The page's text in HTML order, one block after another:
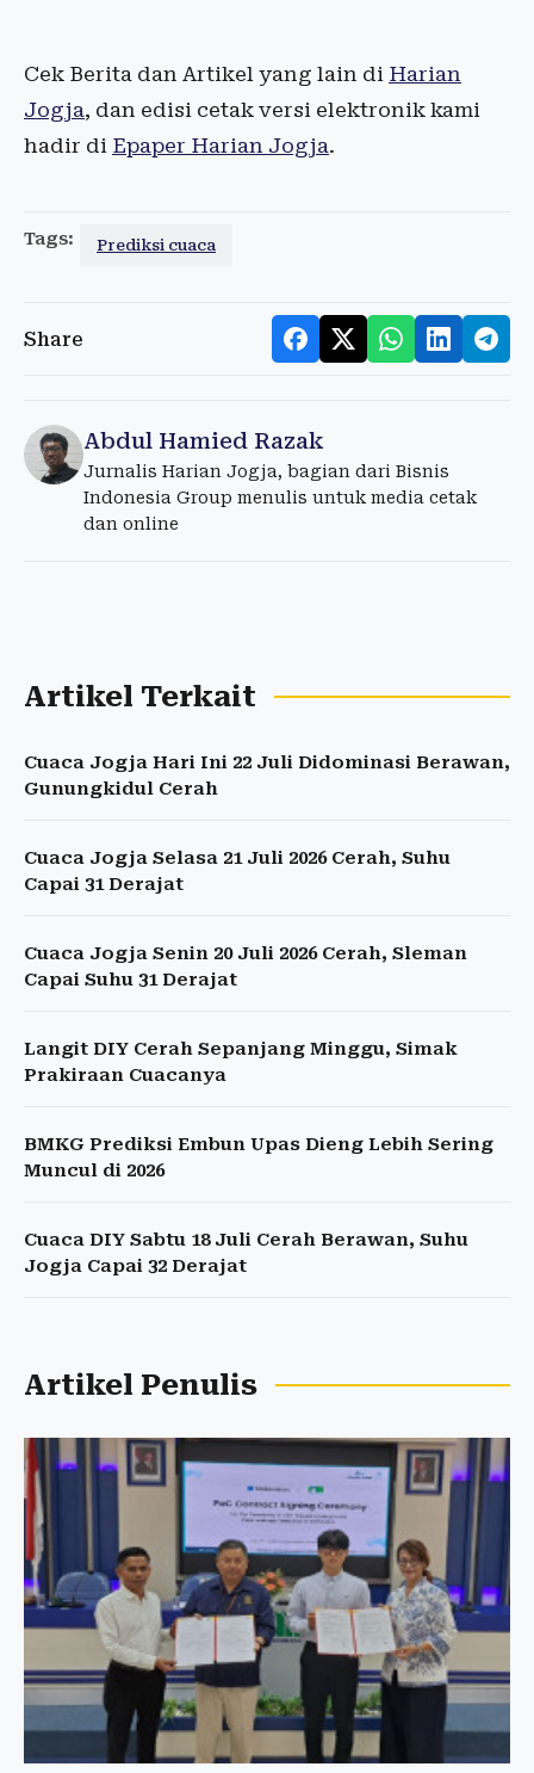
Cek Berita dan Artikel yang lain di Harian
Jogja, dan edisi cetak versi elektronik kami
hadir di Epaper Harian Jogja.
Tags: Prediksi cuaca
Share
Abdul Hamied Razak
Jurnalis Harian Jogja, bagian dari Bisnis
Indonesia Group menulis untuk media cetak
dan online
Artikel Terkait
Cuaca Jogja Hari Ini 22 Juli Didominasi Berawan,
Gunungkidul Cerah
Cuaca Jogja Selasa 21 Juli 2026 Cerah, Suhu
Capai 31 Derajat
Cuaca Jogja Senin 20 Juli 2026 Cerah, Sleman
Capai Suhu 31 Derajat
Langit DIY Cerah Sepanjang Minggu, Simak
Prakiraan Cuacanya
BMKG Prediksi Embun Upas Dieng Lebih Sering
Muncul di 2026
Cuaca DIY Sabtu 18 Juli Cerah Berawan, Suhu
Jogja Capai 32 Derajat
Artikel Penulis